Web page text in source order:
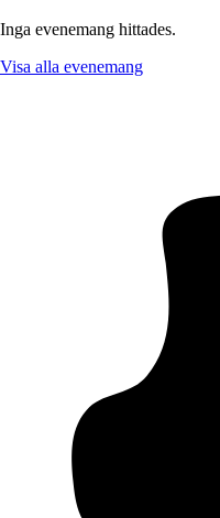
Inga evenemang hittades.
Visa alla evenemang